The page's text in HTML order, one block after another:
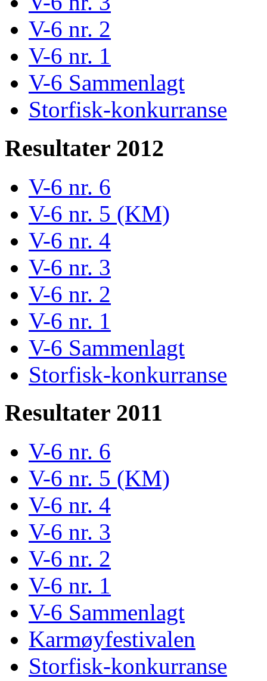
V-6 nr. 2
V-6 nr. 1
V-6 Sammenlagt
Storfisk-konkurranse
Resultater 2012
V-6 nr. 6
V-6 nr. 5 (KM)
V-6 nr. 4
V-6 nr. 3
V-6 nr. 2
V-6 nr. 1
V-6 Sammenlagt
Storfisk-konkurranse
Resultater 2011
V-6 nr. 6
V-6 nr. 5 (KM)
V-6 nr. 4
V-6 nr. 3
V-6 nr. 2
V-6 nr. 1
V-6 Sammenlagt
Karmøyfestivalen
Storfisk-konkurranse